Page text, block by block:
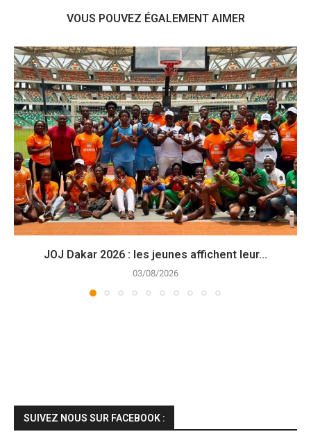
VOUS POUVEZ ÉGALEMENT AIMER
JOJ Dakar 2026 : les jeunes affichent leur...
03/08/2026
SUIVEZ NOUS SUR FACEBOOK :